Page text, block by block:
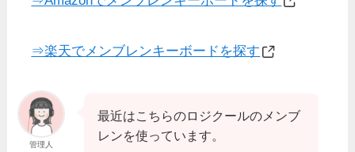
⇒楽天でメンブレンキーボードを探す
管理人
最近はこちらのロジクールのメンブ
レンを使っています。